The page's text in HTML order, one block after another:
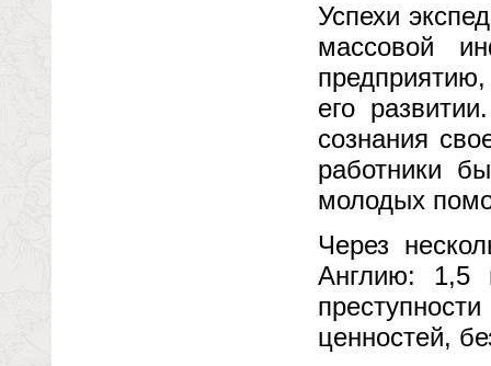
Успехи
массовой
его
сознания
работники
молодых
Через
Англию: 1,5
ценностей,